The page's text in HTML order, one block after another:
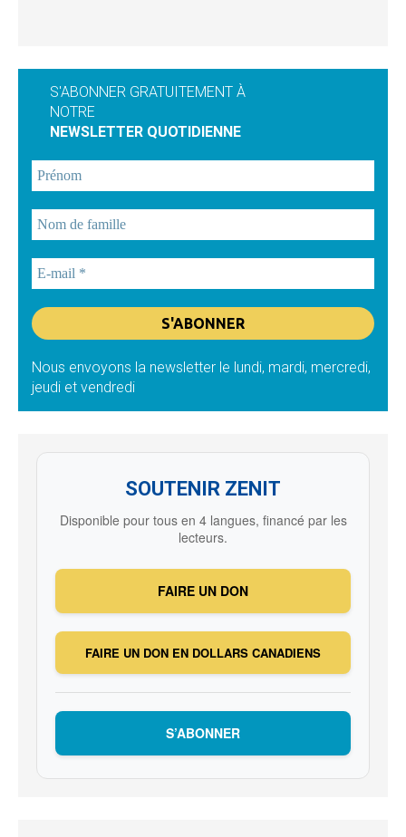
S'ABONNER GRATUITEMENT À
NOTRE
NEWSLETTER QUOTIDIENNE
Nous envoyons la newsletter le lundi, mardi, mercredi,
jeudi et vendredi
SOUTENIR ZENIT
Disponible pour tous en 4 langues, financé par les
lecteurs.
FAIRE UN DON
FAIRE UN DON EN DOLLARS CANADIENS
S’ABONNER